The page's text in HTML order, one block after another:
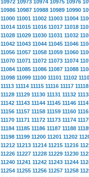
10972 10973 10974 10975 10976
10986 10987 10988 10989 10990
11000 11001 11002 11003 11004
11014 11015 11016 11017 11018
11028 11029 11030 11031 11032
11042 11043 11044 11045 11046
11056 11057 11058 11059 11060
11070 11071 11072 11073 11074
11084 11085 11086 11087 11088
11098 11099 11100 11101 11102
11113 11114 11115 11116 11117 11118
11128 11129 11130 11131 11132
11142 11143 11144 11145 11146
11156 11157 11158 11159 11160
11170 11171 11172 11173 11174
11184 11185 11186 11187 11188
11198 11199 11200 11201 11202
11212 11213 11214 11215 11216
11226 11227 11228 11229 11230
11240 11241 11242 11243 11244
11254 11255 11256 11257 11258